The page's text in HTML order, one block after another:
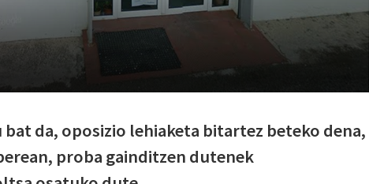
da, oposizio lehiaketa bitartez beteko dena,
proba gainditzen dutenek